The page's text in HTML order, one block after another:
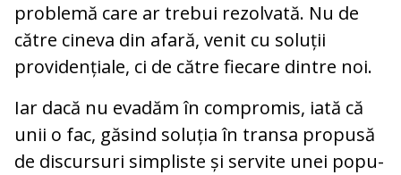
problemă care ar trebui rezolvată. Nu de
către cineva din afară, venit cu soluții
providențiale, ci de către fiecare dintre noi.
Iar dacă nu evadăm în compromis, iată că
unii o fac, găsind soluția în transa propusă
de discursuri simpliste și servite unei popu­